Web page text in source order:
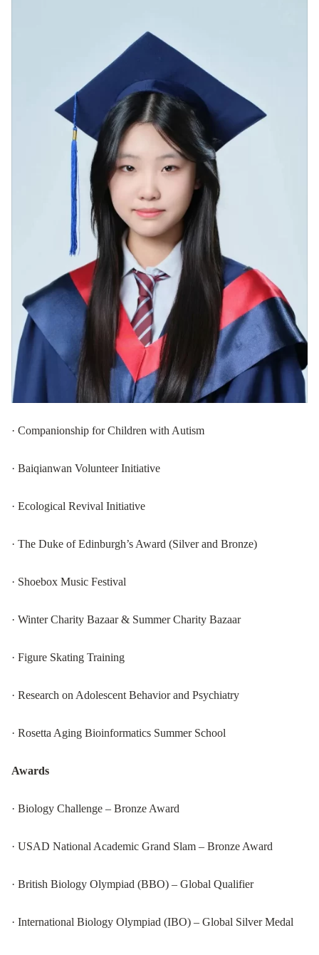
· Companionship for Children with Autism
· Baiqianwan Volunteer Initiative
· Ecological Revival Initiative
· The Duke of Edinburgh’s Award (Silver and Bronze)
· Shoebox Music Festival
· Winter Charity Bazaar & Summer Charity Bazaar
· Figure Skating Training
· Research on Adolescent Behavior and Psychiatry
· Rosetta Aging Bioinformatics Summer School
Awards
· Biology Challenge – Bronze Award
· USAD National Academic Grand Slam – Bronze Award
· British Biology Olympiad (BBO) – Global Qualifier
· International Biology Olympiad (IBO) – Global Silver Medal